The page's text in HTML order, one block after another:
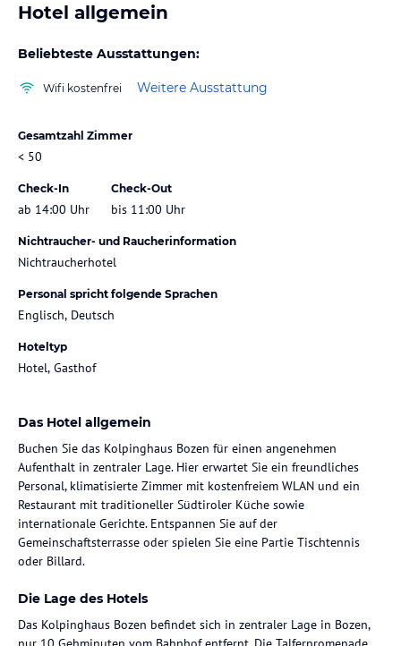
Hotel allgemein
Beliebteste Ausstattungen:
Wifi kostenfrei Weitere Ausstattung
Gesamtzahl Zimmer
< 50
Check-In
ab 14:00 Uhr
Check-Out
bis 11:00 Uhr
Nichtraucher- und Raucherinformation
Nichtraucherhotel
Personal spricht folgende Sprachen
Englisch, Deutsch
Hoteltyp
Hotel, Gasthof
Das Hotel allgemein
Buchen Sie das Kolpinghaus Bozen für einen angenehmen
Aufenthalt in zentraler Lage. Hier erwartet Sie ein freundliches
Personal, klimatisierte Zimmer mit kostenfreiem WLAN und ein
Restaurant mit traditioneller Südtiroler Küche sowie
internationale Gerichte. Entspannen Sie auf der
Gemeinschaftsterrasse oder spielen Sie eine Partie Tischtennis
oder Billard.
Die Lage des Hotels
Das Kolpinghaus Bozen befindet sich in zentraler Lage in Bozen,